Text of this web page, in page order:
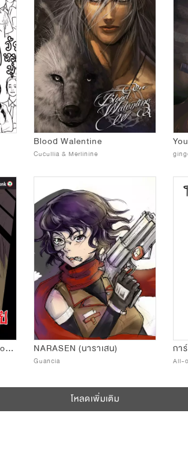
Blood Walentine
Cucullia & Merlinine
ตื่น-เป็น-เห็น-ตาย(KBank Comics Contest) NARASEN (นาราเสน)
Guancia
กา
All-
โหลดเพิ่มเติม